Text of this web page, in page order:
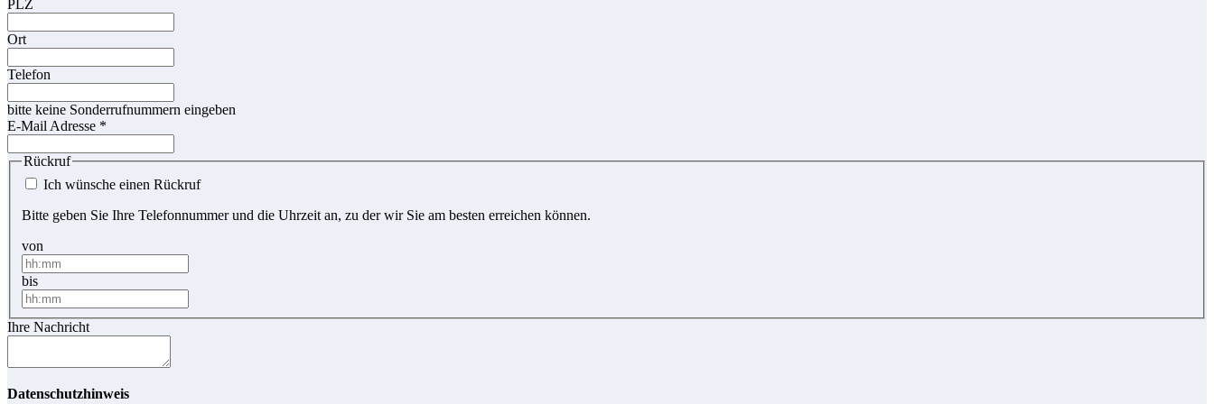
PLZ
Ort
Telefon
bitte keine Sonderrufnummern eingeben
E-Mail Adresse *
Rückruf
Ich wünsche einen Rückruf
Bitte geben Sie Ihre Telefonnummer und die Uhrzeit an, zu der wir Sie am besten erreichen können.
von
bis
Ihre Nachricht
Datenschutzhinweis